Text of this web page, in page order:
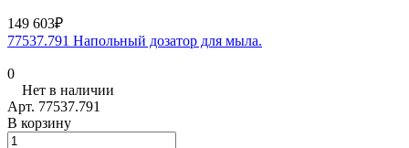
149 603₽
77537.791 Напольный дозатор для мыла.
0
Нет в наличии
Арт. 77537.791
В корзину